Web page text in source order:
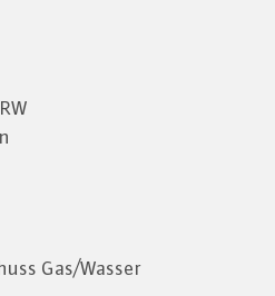
Gas/Wasser